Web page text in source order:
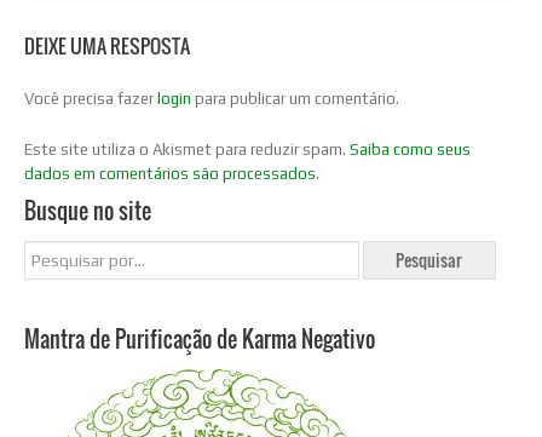
DEIXE UMA RESPOSTA
Você precisa fazerlogin para publicar um comentário.
Este site utiliza o Akismet para reduzir spam. Saiba como seus
dados em comentários são processados.
Busque no site
Mantra de Purificação de Karma Negativo